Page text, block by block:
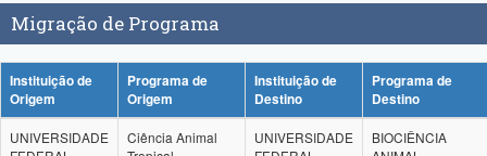
Migração de Programa
Instituição de
Origem
Programa de
Origem
Instituição de
Destino
Programa de
Destino
UNIVERSIDADE
Ciência Animal
UNIVERSIDADE
BIOCIÊNCIA